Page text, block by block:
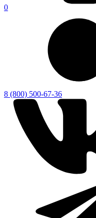
0
8 (800) 500-67-36